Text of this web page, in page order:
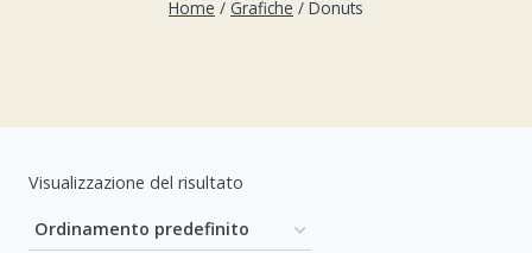
Home / Grafiche / Donuts
Visualizzazione del risultato